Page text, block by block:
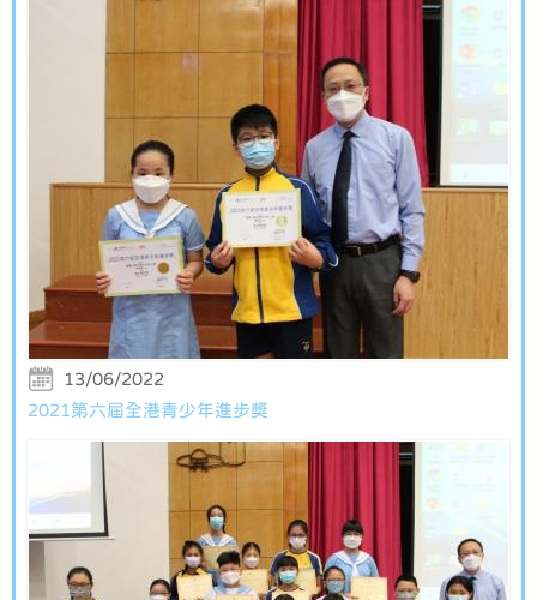
13/06/2022
2021第六屆全港青少年進步獎